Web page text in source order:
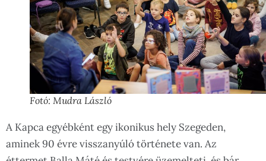
Fotó: Mudra László
A Kapca egyébként egy ikonikus hely Szegeden,
aminek 90 évre visszanyúló története van. Az